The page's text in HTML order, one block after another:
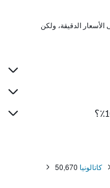
كاتالونيا 50,670